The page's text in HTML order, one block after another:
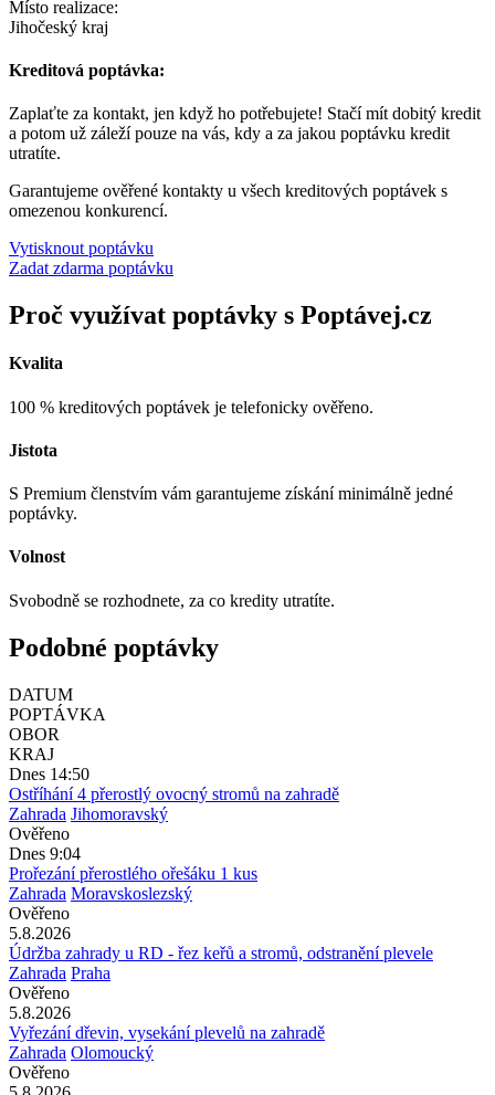
Místo realizace:
Jihočeský kraj
Kreditová poptávka:
Zaplaťte za kontakt, jen když ho potřebujete! Stačí mít dobitý kredit
a potom už záleží pouze na vás, kdy a za jakou poptávku kredit
utratíte.
Garantujeme ověřené kontakty u všech kreditových poptávek s
omezenou konkurencí.
Vytisknout poptávku
Zadat zdarma poptávku
Proč využívat poptávky s Poptávej.cz
Kvalita
100 % kreditových poptávek je telefonicky ověřeno.
Jistota
S Premium členstvím vám garantujeme získání minimálně jedné
poptávky.
Volnost
Svobodně se rozhodnete, za co kredity utratíte.
Podobné poptávky
DATUM
POPTÁVKA
OBOR
KRAJ
Dnes 14:50
Ostříhání 4 přerostlý ovocný stromů na zahradě
Zahrada Jihomoravský
Ověřeno
Dnes 9:04
Prořezání přerostlého ořešáku 1 kus
Zahrada Moravskoslezský
Ověřeno
5.8.2026
Údržba zahrady u RD - řez keřů a stromů, odstranění plevele
Zahrada Praha
Ověřeno
5.8.2026
Vyřezání dřevin, vysekání plevelů na zahradě
Zahrada Olomoucký
Ověřeno